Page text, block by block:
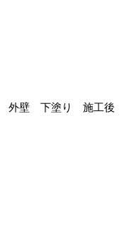
外壁 下塗り 施工後